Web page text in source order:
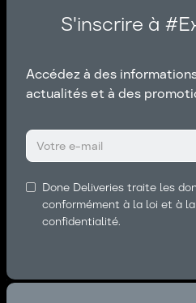
S'inscrire à
Accédez à des
actualités et à des
Done Deliveries traite les
conformément à la loi et à
confidentialité.